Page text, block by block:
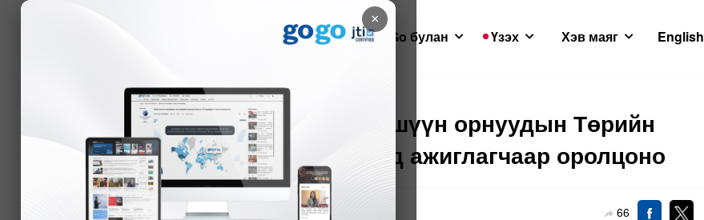
×
Мэдээ GoGo булан Үзэх Хэв маяг English
Ерөнхийлөгч ШХАБ-ын гишүүн орнуудын Төрийн
тэргүүн нарын хуралдаанд ажиглагчаар оролцоно
Э.Энхмаа Улс төр 2025-08-30 66